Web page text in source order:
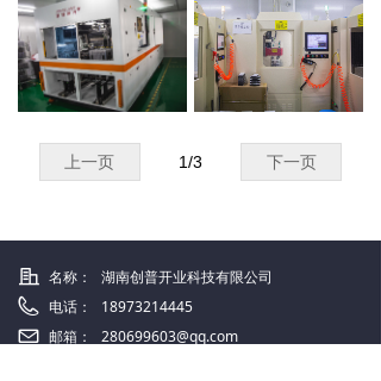
上一页 下一页
1/3
名称：
湖南创普开业科技有限公司
电话：
18973214445
邮箱：
280699603@qq.com